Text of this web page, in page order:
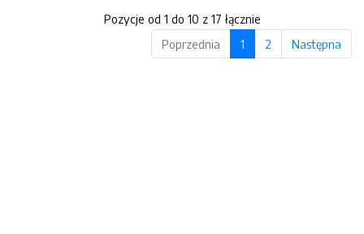
Pozycje od 1 do 10 z 17 łącznie
Poprzednia
1 2 Następna